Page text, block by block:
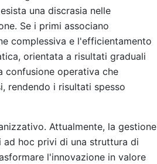
una discrasia nelle
Se i primi associano
complessiva e l'efficientamento
orientata a risultati graduali
confusione operativa che
rendendo i risultati spesso
Attualmente, la gestione
hoc privi di una struttura di
l'innovazione in valore